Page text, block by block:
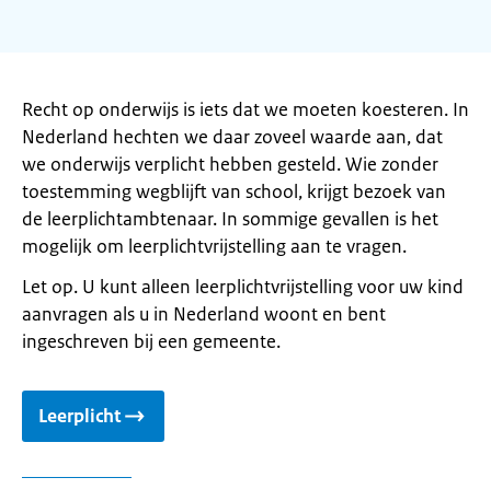
Recht op onderwijs is iets dat we moeten koesteren. In
Nederland hechten we daar zoveel waarde aan, dat
we onderwijs verplicht hebben gesteld. Wie zonder
toestemming wegblijft van school, krijgt bezoek van
de leerplichtambtenaar. In sommige gevallen is het
mogelijk om leerplichtvrijstelling aan te vragen.
Let op. U kunt alleen leerplichtvrijstelling voor uw kind
aanvragen als u in Nederland woont en bent
ingeschreven bij een gemeente.
Leerplicht